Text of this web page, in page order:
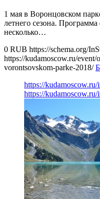
1 мая в Воронцовском
летнего сезона. Программа
несколько…
0 RUB https://schema.org/
https://kudamoscow.ru/
vorontsovskom-parke-2018/
https://
https://